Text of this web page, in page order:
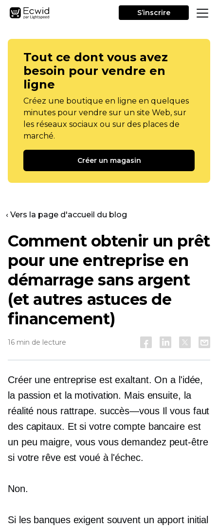
S’inscrire
Tout ce dont vous avez
besoin pour vendre en
ligne
Créez une boutique en ligne en quelques
minutes pour vendre sur un site Web, sur
les réseaux sociaux ou sur des places de
marché.
Créer un magasin
‹ Vers la page d'accueil du blog
Comment obtenir un prêt
pour une entreprise en
démarrage sans argent
(et autres astuces de
financement)
16 min de lecture
Créer une entreprise est exaltant. On a l'idée,
la passion et la motivation. Mais ensuite, la
réalité nous rattrape. succès—vousIl vous faut
des capitaux. Et si votre compte bancaire est
un peu maigre, vous vous demandez peut-être
si votre rêve est voué à l'échec.
Non.
Si les banques exigent souvent un apport initial